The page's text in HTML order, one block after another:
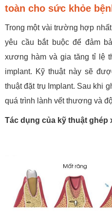
toàn cho sức khỏe
Trong một vài trường hợp
yêu cầu bắt buộc để đảm
xương hàm và gia tăng tỉ lệ
implant. Kỹ thuật này sẽ
thuật đặt trụ Implant. Sau khi
quá trình lành vết thương và
Tác dụng của kỹ thuật ghép